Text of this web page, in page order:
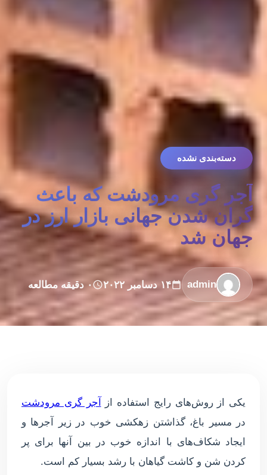
دسته‌بندی نشده
آجر گری مرودشت که باعث
گران شدن جهانی بازار ارز در
جهان شد
admin ۱۴ دسامبر ۲۰۲۲ ۰ دقیقه مطالعه
یکی از روش‌های رایج استفاده از
آجر گری مرودشت
در مسیر باغ، گذاشتن زهکشی خوب در زیر آجرها و
ایجاد شکاف‌های با اندازه خوب در بین آنها برای پر
کردن شن و کاشت گیاهان با رشد بسیار کم است.